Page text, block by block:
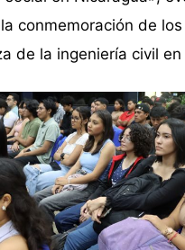
conmemoración de
de la ingeniería civil en